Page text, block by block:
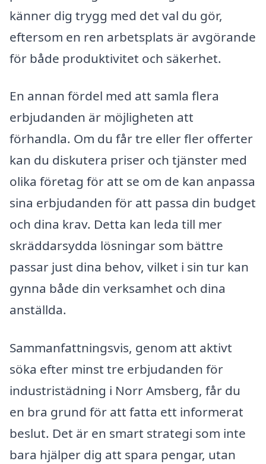
känner dig trygg med det val du gör,
eftersom en ren arbetsplats är avgörande
för både produktivitet och säkerhet.
En annan fördel med att samla flera
erbjudanden är möjligheten att
förhandla. Om du får tre eller fler offerter
kan du diskutera priser och tjänster med
olika företag för att se om de kan anpassa
sina erbjudanden för att passa din budget
och dina krav. Detta kan leda till mer
skräddarsydda lösningar som bättre
passar just dina behov, vilket i sin tur kan
gynna både din verksamhet och dina
anställda.
Sammanfattningsvis, genom att aktivt
söka efter minst tre erbjudanden för
industristädning i Norr Amsberg, får du
en bra grund för att fatta ett informerat
beslut. Det är en smart strategi som inte
bara hjälper dig att spara pengar, utan